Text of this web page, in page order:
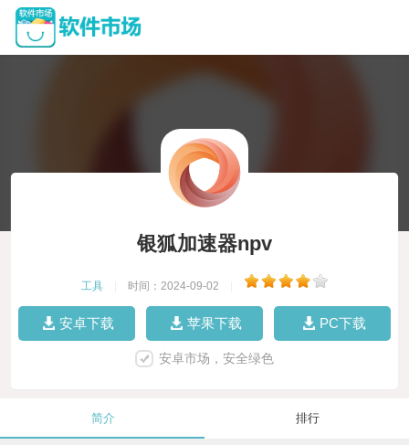
银狐加速器npv
工具 时间：2024-09-02
安卓下载 苹果下载 PC下载
安卓市场，安全绿色
简介 排行